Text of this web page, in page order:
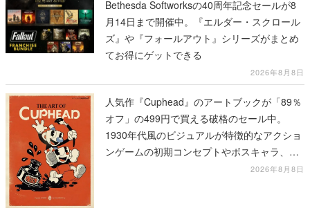
Bethesda Softworksの40周年記念セールが8
月14日まで開催中。『エルダー・スクロール
ズ』や『フォールアウト』シリーズがまとめ
てお得にゲットできる
2026年8月8日
人気作『Cuphead』のアートブックが「89％
オフ」の499円で買える破格のセール中。
1930年代風のビジュアルが特徴的なアクショ
ンゲームの初期コンセプトやボスキャラ、ス
2026年8月8日